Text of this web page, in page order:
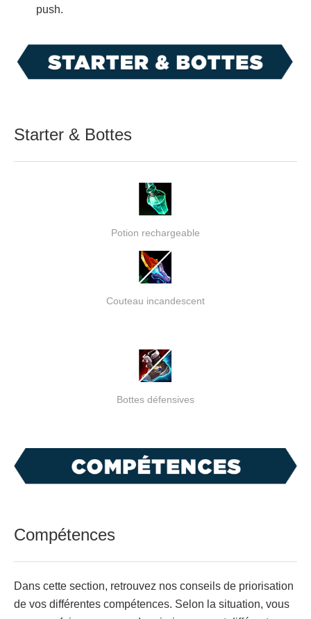
push.
Starter & Bottes
Potion rechargeable
Couteau incandescent
Bottes défensives
Compétences
Dans cette section, retrouvez nos conseils de priorisation
de vos différentes compétences. Selon la situation, vous